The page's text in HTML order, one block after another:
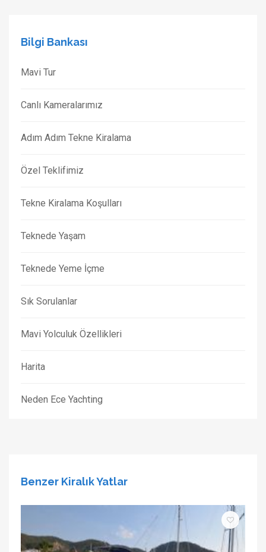
Bilgi Bankası
Mavi Tur
Canlı Kameralarımız
Adım Adım Tekne Kiralama
Özel Teklifimiz
Tekne Kiralama Koşulları
Teknede Yaşam
Teknede Yeme İçme
Sık Sorulanlar
Mavi Yolculuk Özellikleri
Harita
Neden Ece Yachting
Benzer Kiralık Yatlar